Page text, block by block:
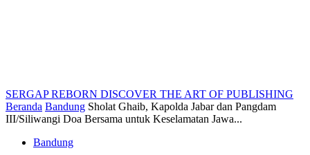
SERGAP REBORN DISCOVER THE ART OF PUBLISHING
Beranda Bandung Sholat Ghaib, Kapolda Jabar dan Pangdam
III/Siliwangi Doa Bersama untuk Keselamatan Jawa...
Bandung